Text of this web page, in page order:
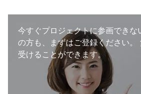
働20～30％想定
今すぐプロジェクトに参画できな
の方も、まずはご登録ください。
受けることができます。